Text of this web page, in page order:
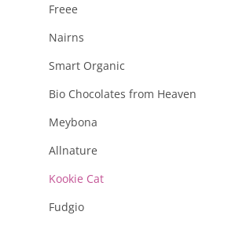
Freee
Nairns
Smart Organic
Bio Chocolates from Heaven
Meybona
Allnature
Kookie Cat
Fudgio